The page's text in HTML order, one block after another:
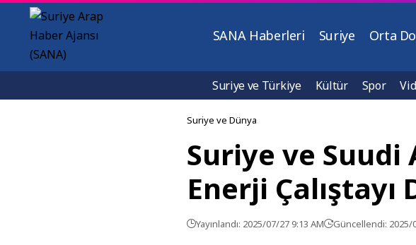
SANA Haberleri Suriye Orta
Suriye ve Türkiye Kültür Spor
Suriye ve Dünya
Suriye ve Suudi
Enerji Çalıştayı
Yayınlandı: 2025/07/27 9:13 AM Güncellendi: 2025/